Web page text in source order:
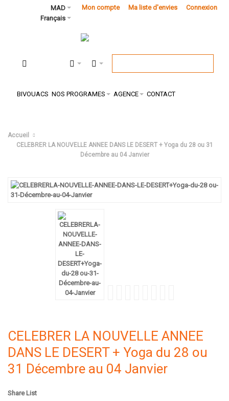
Mon compte Ma liste d'envies Connexion
MAD
Français
BIVOUACS NOS PROGRAMES AGENCE CONTACT
Accueil
CELEBRER LA NOUVELLE ANNEE DANS LE DESERT + Yoga du 28 ou 31
Décembre au 04 Janvier
CELEBRER LA NOUVELLE ANNEE
DANS LE DESERT + Yoga du 28 ou
31 Décembre au 04 Janvier
Share List